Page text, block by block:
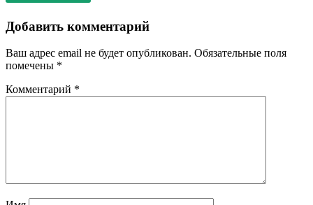
Добавить комментарий
Ваш адрес email не будет опубликован. Обязательные поля
помечены *
Комментарий *